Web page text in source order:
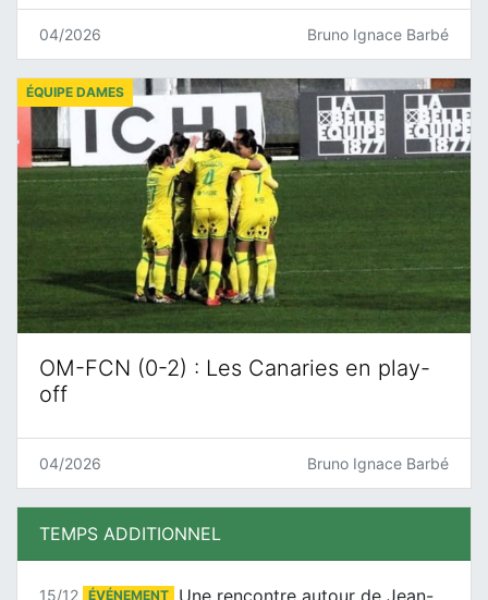
04/2026 Bruno Ignace Barbé
OM-FCN (0-2) : Les Canaries en play-
off
ÉQUIPE DAMES
04/2026 Bruno Ignace Barbé
TEMPS ADDITIONNEL
15/12 ÉVÉNEMENT Une rencontre autour de Jean-Claude Suaudeau